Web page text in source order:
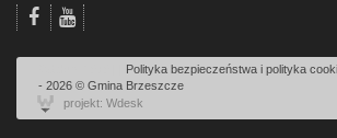
Polityka bezpieczeństwa i polityka
- 2026 © Gmina Brzeszcze
projekt: Wdesk